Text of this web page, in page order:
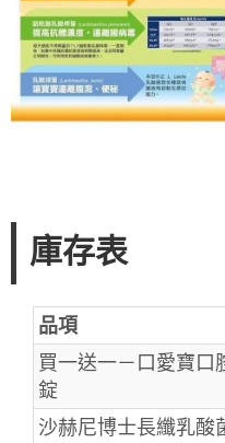
庫存表
品項
買一送一－口愛寶口
錠
沙赫尼博士長纖乳酸